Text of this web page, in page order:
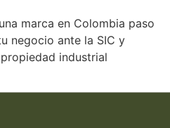
marca en Colombia paso
negocio ante la SIC y
industrial